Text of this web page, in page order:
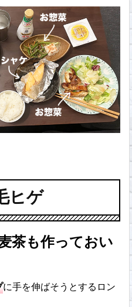
ヒゲ
茶も作っておい
に手を伸ばそうとするロン